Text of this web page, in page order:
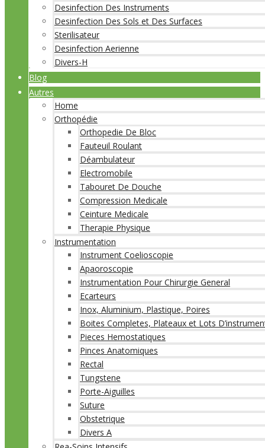
Desinfection Des Instruments
Desinfection Des Sols et Des Surfaces
Sterilisateur
Desinfection Aerienne
Divers-H
Blog
Autres
Home
Orthopédie
Orthopedie De Bloc
Fauteuil Roulant
Déambulateur
Electromobile
Tabouret De Douche
Compression Medicale
Ceinture Medicale
Therapie Physique
Instrumentation
Instrument Coelioscopie
Apaoroscopie
Instrumentation Pour Chirurgie General
Ecarteurs
Inox, Aluminium, Plastique, Poires
Boites Completes, Plateaux et Lots
Pieces Hemostatiques
Pinces Anatomiques
Rectal
Tungstene
Porte-Aiguilles
Suture
Obstetrique
Divers A